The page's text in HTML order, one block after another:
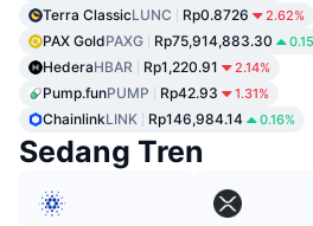
Terra ClassicLUNC Rp0.8726 2.62%
PAX GoldPAXG Rp75,914,883.30
HederaHBAR Rp1,220.91 2.14%
Pump.funPUMP Rp42.93 1.31%
ChainlinkLINK Rp146,984.14 0.16%
Sedang Tren